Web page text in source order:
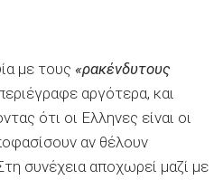
με τους «ρακένδυτους
αργότερα, και
ότι οι Ελληνες είναι οι
αν θέλουν
συνέχεια αποχωρεί μαζί με